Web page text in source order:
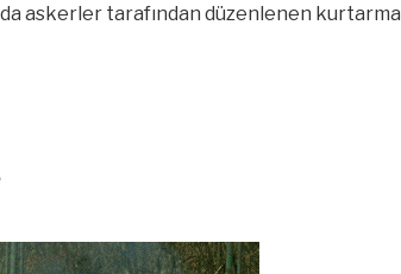
askerler tarafından düzenlenen kurtarma